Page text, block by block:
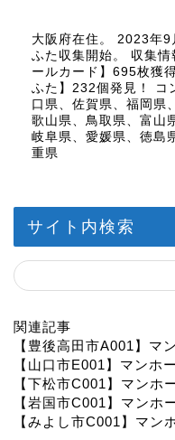
大阪府在住。 2023年9
ふた収集開始。 収集
ールカード】695枚獲
ふた】232個発見！ コ
口県、佐賀県、福岡県
歌山県、鳥取県、富山
岐阜県、愛媛県、徳島
重県
サイト内検索
関連記事
【豊後高田市A001】マ
【山口市E001】マンホ
【下松市C001】マンホ
【岩国市C001】マンホ
【みよし市C001】マン